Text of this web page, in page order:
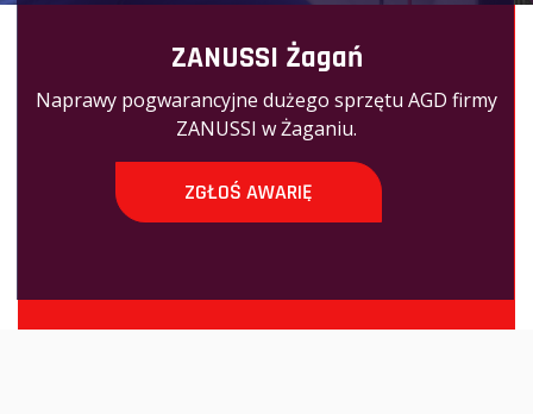
ZANUSSI Żagań
Naprawy pogwarancyjne dużego sprzętu AGD firmy
ZANUSSI w Żaganiu.
ZGŁOŚ AWARIĘ